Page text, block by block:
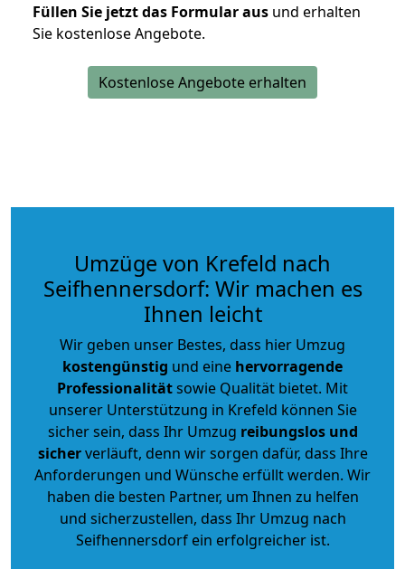
Füllen Sie jetzt das Formular aus und erhalten
Sie kostenlose Angebote.
Kostenlose Angebote erhalten
Umzüge von Krefeld nach
Seifhennersdorf: Wir machen es
Ihnen leicht
Wir geben unser Bestes, dass hier Umzug
kostengünstig und eine hervorragende
Professionalitätsowie Qualität bietet. Mit
unserer Unterstützung in Krefeld können Sie
sicher sein, dass Ihr Umzug reibungslos und
sicherverläuft, denn wir sorgen dafür, dass Ihre
Anforderungen und Wünsche erfüllt werden. Wir
haben die besten Partner, um Ihnen zu helfen
und sicherzustellen, dass Ihr Umzug nach
Seifhennersdorf ein erfolgreicher ist.